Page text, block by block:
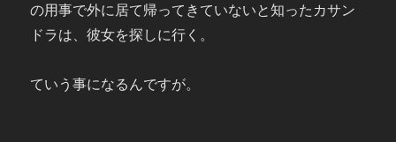
の用事で外に居て帰ってきていないと知ったカサン
ドラは、彼女を探しに行く。
ていう事になるんですが。